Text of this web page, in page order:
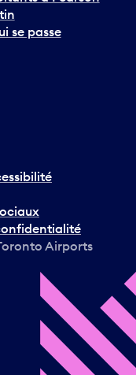
se passe
Airports